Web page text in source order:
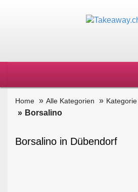
Home Alle Kategorien
Borsalino
Borsalino in Dübendorf